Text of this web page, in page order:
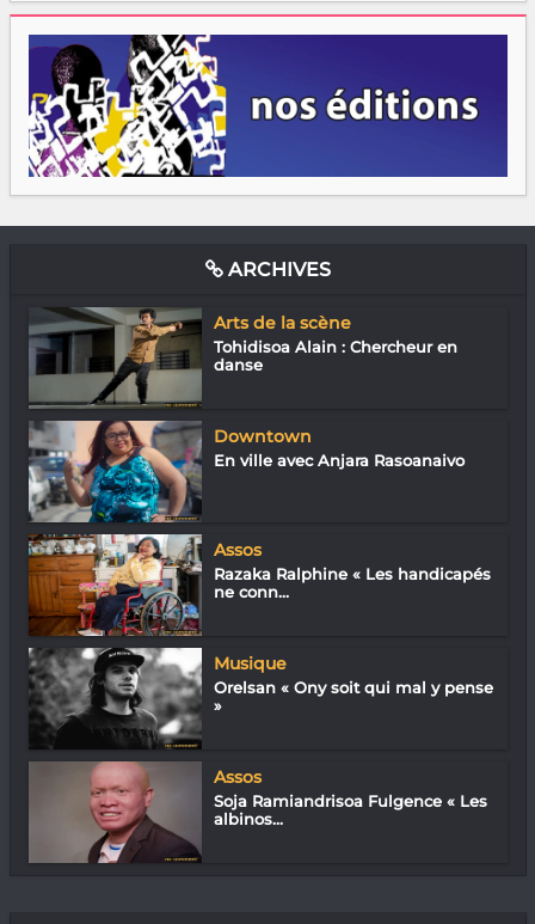
ARCHIVES
Arts de la scène
Tohidisoa Alain : Chercheur en
danse
Downtown
En ville avec Anjara Rasoanaivo
Assos
Razaka Ralphine « Les handicapés
ne conn...
Musique
Orelsan « Ony soit qui mal y pense
»
Assos
Soja Ramiandrisoa Fulgence « Les
albinos...